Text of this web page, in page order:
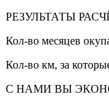
РЕЗУЛЬТАТЫ
Кол-во месяцев
Кол-во км, за
С НАМИ ВЫ